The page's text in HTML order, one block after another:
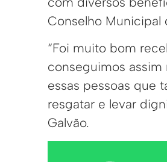
Conselho Municipal
“Foi muito bom
conseguimos
essas pessoas que
resgatar e levar
Galvão.